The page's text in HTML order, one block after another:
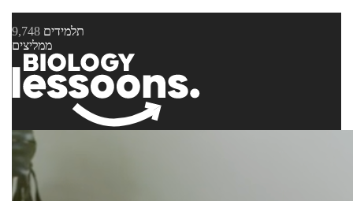
9,748 תלמידים
ממליצים